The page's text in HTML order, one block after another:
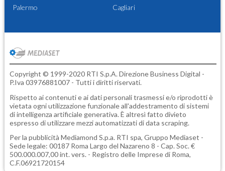
Palermo Cagliari
Copyright © 1999-2020 RTI S.p.A. Direzione Business Digital -
P.Iva 03976881007 - Tutti i diritti riservati.
Rispetto ai contenuti e ai dati personali trasmessi e/o riprodotti è
vietata ogni utilizzazione funzionale all'addestramento di sistemi
di intelligenza artificiale generativa. È altresì fatto divieto
espresso di utilizzare mezzi automatizzati di data scraping.
Per la pubblicità Mediamond S.p.a. RTI spa, Gruppo Mediaset -
Sede legale: 00187 Roma Largo del Nazareno 8 - Cap. Soc. €
500.000.007,00 int. vers. - Registro delle Imprese di Roma,
C.F.06921720154